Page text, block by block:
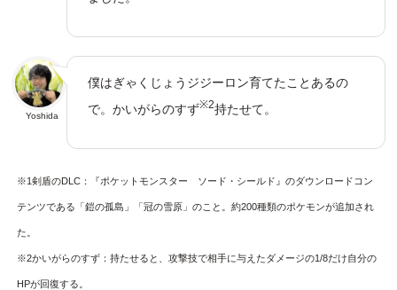
Yoshida
僕はぎゃくじょうジジーロン育てたことあるの
で。かいがらのすず※2持たせて。
※1剣盾のDLC：『ポケットモンスター ソード・シールド』のダウンロードコン
テンツである「鎧の孤島」「冠の雪原」のこと。約200種類のポケモンが追加され
た。
※2かいがらのすず：持たせると、攻撃技で相手に与えたダメージの1/8だけ自分の
HPが回復する。